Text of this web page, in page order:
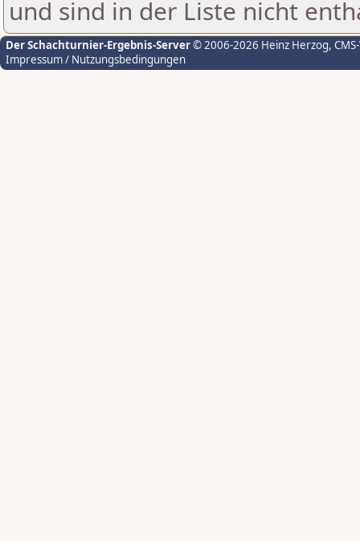
und sind in der Liste nicht
Der Schachturnier-Ergebnis-Server© 2006-2026 Heinz Herzog,
Impressum / Nutzungsbedingungen